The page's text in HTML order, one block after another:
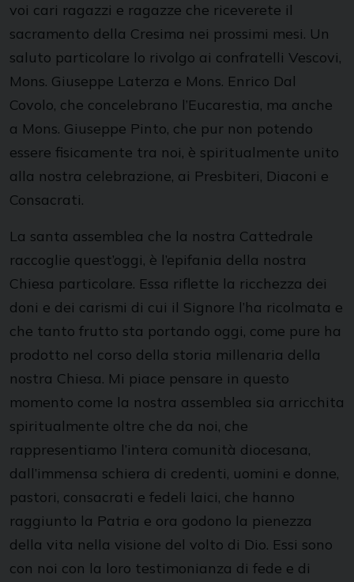
voi cari ragazzi e ragazze che riceverete il
sacramento della Cresima nei prossimi mesi. Un
saluto particolare lo rivolgo ai confratelli Vescovi,
Mons. Giuseppe Laterza e Mons. Enrico Dal
Covolo, che concelebrano l’Eucarestia, ma anche
a Mons. Giuseppe Pinto, che pur non potendo
essere fisicamente tra noi, è spiritualmente unito
alla nostra celebrazione, ai Presbiteri, Diaconi e
Consacrati.
La santa assemblea che la nostra Cattedrale
raccoglie quest’oggi, è l’epifania della nostra
Chiesa particolare. Essa riflette la ricchezza dei
doni e dei carismi di cui il Signore l’ha ricolmata e
che tanto frutto sta portando oggi, come pure ha
prodotto nel corso della storia millenaria della
nostra Chiesa. Mi piace pensare in questo
momento come la nostra assemblea sia arricchita
spiritualmente oltre che da noi, che
rappresentiamo l’intera comunità diocesana,
dall’immensa schiera di credenti, uomini e donne,
pastori, consacrati e fedeli laici, che hanno
raggiunto la Patria e ora godono la pienezza
della vita nella visione del volto di Dio. Essi sono
con noi con la loro testimonianza di fede e di